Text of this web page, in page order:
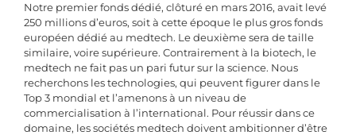
Notre premier fonds dédié, clôturé en mars 2016, avait levé
250 millions d’euros, soit à cette époque le plus gros fonds
européen dédié au medtech. Le deuxième sera de taille
similaire, voire supérieure. Contrairement à la biotech, le
medtech ne fait pas un pari futur sur la science. Nous
recherchons les technologies, qui peuvent figurer dans le
Top 3 mondial et l’amenons à un niveau de
commercialisation à l’international. Pour réussir dans ce
domaine, les sociétés medtech doivent ambitionner d’être